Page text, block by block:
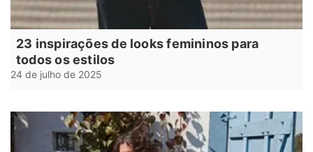
23 inspirações de looks femininos para
todos os estilos
24 de julho de 2025